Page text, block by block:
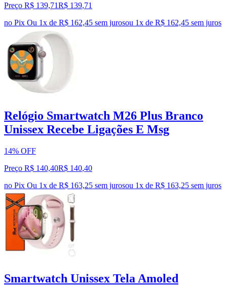
Preço R$ 139,71R$ 139,71
no Pix Ou 1x de R$ 162,45 sem jurosou 1x de R$ 162,45 sem juros
Relógio Smartwatch M26 Plus Branco
Unissex Recebe Ligações E Msg
14% OFF
Preço R$ 140,40R$ 140,40
no Pix Ou 1x de R$ 163,25 sem jurosou 1x de R$ 163,25 sem juros
Smartwatch Unissex Tela Amoled